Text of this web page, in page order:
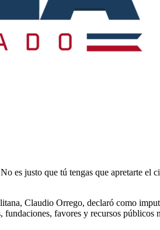
es justo que tú tengas que apretarte
Claudio Orrego, declaró como
favores y recursos